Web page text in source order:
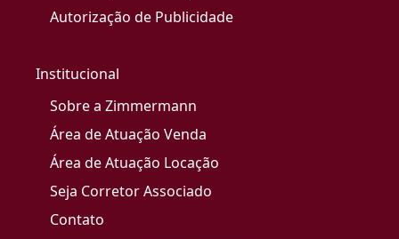
Autorização de Publicidade
Institucional
Sobre a Zimmermann
Área de Atuação Venda
Área de Atuação Locação
Seja Corretor Associado
Contato